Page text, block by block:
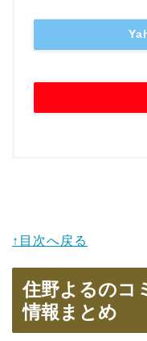
↑目次へ戻る
住野よるのコ
情報まとめ